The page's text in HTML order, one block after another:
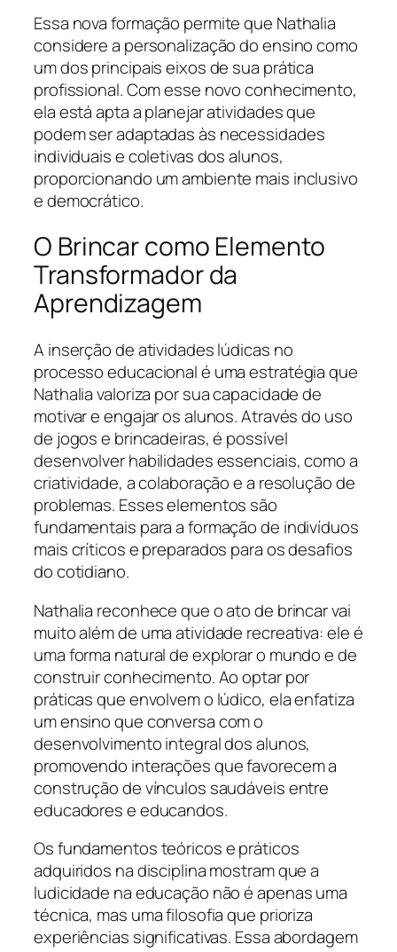
Essa nova formação permite que Nathalia
considere a personalização do ensino como
um dos principais eixos de sua prática
profissional. Com esse novo conhecimento,
ela está apta a planejar atividades que
podem ser adaptadas às necessidades
individuais e coletivas dos alunos,
proporcionando um ambiente mais inclusivo
e democrático.
O Brincar como Elemento
Transformador da
Aprendizagem
A inserção de atividades lúdicas no
processo educacional é uma estratégia que
Nathalia valoriza por sua capacidade de
motivar e engajar os alunos. Através do uso
de jogos e brincadeiras, é possível
desenvolver habilidades essenciais, como a
criatividade, a colaboração e a resolução de
problemas. Esses elementos são
fundamentais para a formação de indivíduos
mais críticos e preparados para os desafios
do cotidiano.
Nathalia reconhece que o ato de brincar vai
muito além de uma atividade recreativa: ele é
uma forma natural de explorar o mundo e de
construir conhecimento. Ao optar por
práticas que envolvem o lúdico, ela enfatiza
um ensino que conversa com o
desenvolvimento integral dos alunos,
promovendo interações que favorecem a
construção de vínculos saudáveis entre
educadores e educandos.
Os fundamentos teóricos e práticos
adquiridos na disciplina mostram que a
ludicidade na educação não é apenas uma
técnica, mas uma filosofia que prioriza
experiências significativas. Essa abordagem